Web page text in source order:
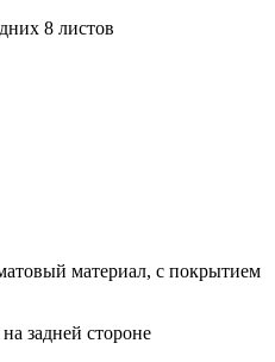
8 листов
материал, с покрытием
задней стороне